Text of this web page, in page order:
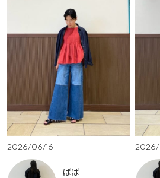
2026/06/16
ばば
2026/